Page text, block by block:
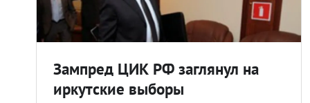
Зампред ЦИК РФ заглянул на
иркутские выборы